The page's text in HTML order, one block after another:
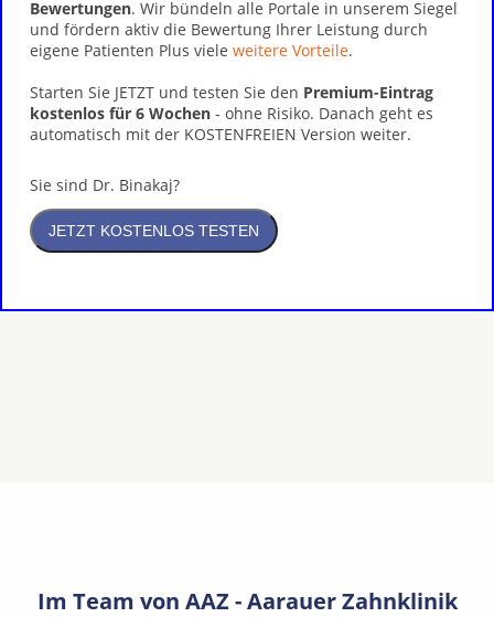
Bewertungen. Wir bündeln alle Portale in unserem Siegel
und fördern aktiv die Bewertung Ihrer Leistung durch
eigene Patienten Plus viele weitere Vorteile.
Starten Sie JETZT und testen Sie den Premium-Eintrag
kostenlos für 6 Wochen - ohne Risiko. Danach geht es
automatisch mit der KOSTENFREIEN Version weiter.
Sie sind Dr. Binakaj?
Im Team von AAZ - Aarauer Zahnklinik